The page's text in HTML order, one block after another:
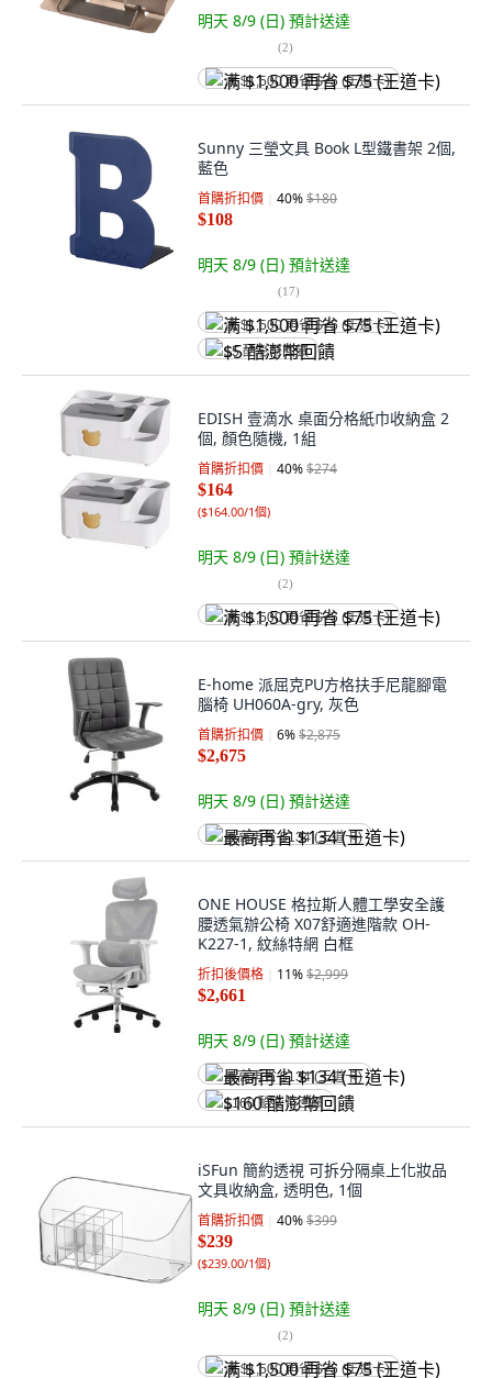
明天 8/9 (日) 預計送達
(2)
满 $1,500 再省 $75 (王道卡)
Sunny 三瑩文具 Book L型鐵書架 2個,
藍色
首購折扣價 40%$180
$108
明天 8/9 (日) 預計送達
(17)
满 $1,500 再省 $75 (王道卡)
$5 酷澎幣回饋
EDISH 壹滴水 桌面分格紙巾收納盒 2
個, 顏色隨機, 1組
首購折扣價 40%$274
$164
($164.00/1個)
明天 8/9 (日) 預計送達
(2)
满 $1,500 再省 $75 (王道卡)
E-home 派屈克PU方格扶手尼龍腳電
腦椅 UH060A-gry, 灰色
首購折扣價 6%$2,875
$2,675
明天 8/9 (日) 預計送達
最高再省 $134 (王道卡)
ONE HOUSE 格拉斯人體工學安全護
腰透氣辦公椅 X07舒適進階款 OH-
K227-1, 紋絲特網 白框
折扣後價格 11%$2,999
$2,661
明天 8/9 (日) 預計送達
最高再省 $134 (王道卡)
$160 酷澎幣回饋
iSFun 簡約透視 可拆分隔桌上化妝品
文具收納盒, 透明色, 1個
首購折扣價 40%$399
$239
($239.00/1個)
明天 8/9 (日) 預計送達
(2)
满 $1,500 再省 $75 (王道卡)